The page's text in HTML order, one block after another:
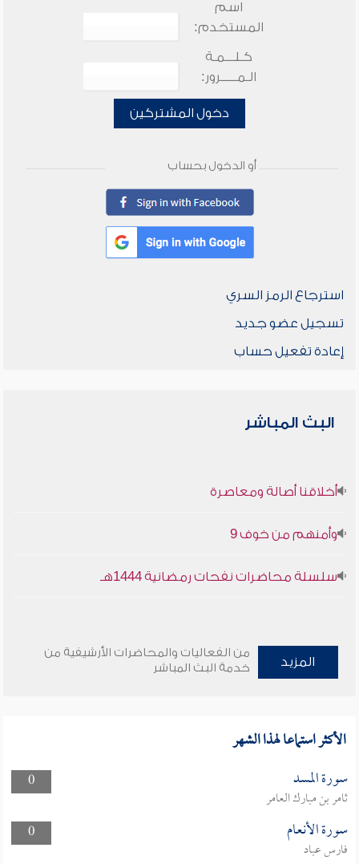
اسم
المستخدم:
كـلـــمـة
الـمـــــرور:
دخول المشتركين
أو الدخول بحساب
استرجاع الرمز السري
تسجيل عضو جديد
إعادة تفعيل حساب
البث المباشر
أخلاقنا أصالة ومعاصرة
وأمنهم من خوف 9
سلسلة محاضرات نفحات رمضانية 1444هـ
المزيد
من الفعاليات والمحاضرات الأرشيفية من
خدمة البث المباشر
الأكثر استماعا لهذا الشهر
0 سورة المسد
ثامر بن مبارك العامر
0
سورة الأنعام
فارس عباد